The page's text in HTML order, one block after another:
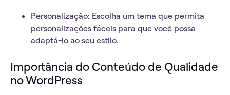
Personalização: Escolha um tema que permita
personalizações fáceis para que você possa
adaptá-lo ao seu estilo.
Importância do Conteúdo de Qualidade
no WordPress